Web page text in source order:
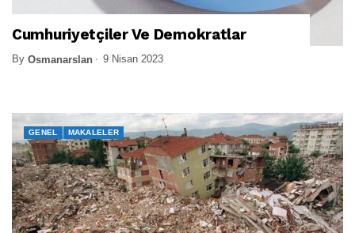
Cumhuriyetçiler Ve Demokratlar
By Osmanarslan 9 Nisan 2023
GENEL MAKALELER